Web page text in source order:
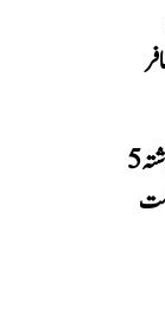
چین سے ہندوستان کی درآمدات میں گزشتہ 5